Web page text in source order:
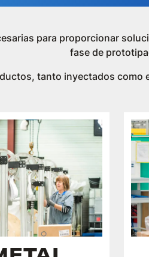
para proporcionar
fase de
tanto inyectados como